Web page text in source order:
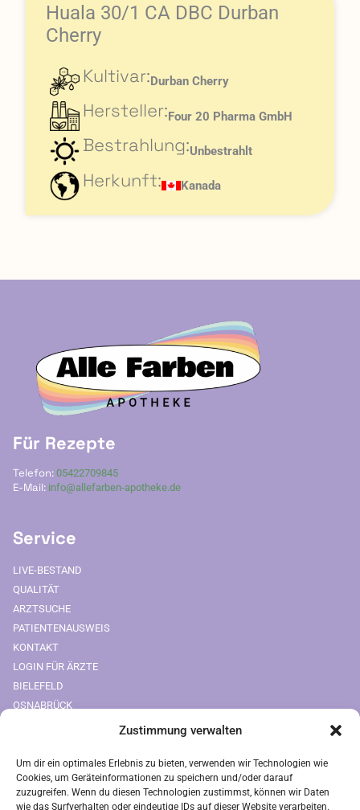
Zustimmung verwalten
Um dir ein optimales Erlebnis zu bieten, verwenden wir Technologien wie
Cookies, um Geräteinformationen zu speichern und/oder darauf
zuzugreifen. Wenn du diesen Technologien zustimmst, können wir Daten
wie das Surfverhalten oder eindeutige IDs auf dieser Website verarbeiten.
Huala 30/1 CA DBC Durban
Cherry
Kultivar: Durban Cherry
Hersteller:Four 20 Pharma GmbH
Bestrahlung:Unbestrahlt
Herkunft: Kanada
Für Rezepte
Telefon: 05422709845
E-Mail: info@allefarben-apotheke.de
Service
LIVE-BESTAND
QUALITÄT
ARZTSUCHE
PATIENTENAUSWEIS
KONTAKT
LOGIN FÜR ÄRZTE
BIELEFELD
OSNABRÜCK
FREIUMSCHLAG AUSDRUCKEN